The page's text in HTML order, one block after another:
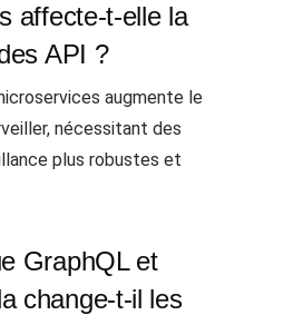
affecte-t-elle la
API ?
augmente le
nécessitant des
plus robustes et
GraphQL et
change-t-il les